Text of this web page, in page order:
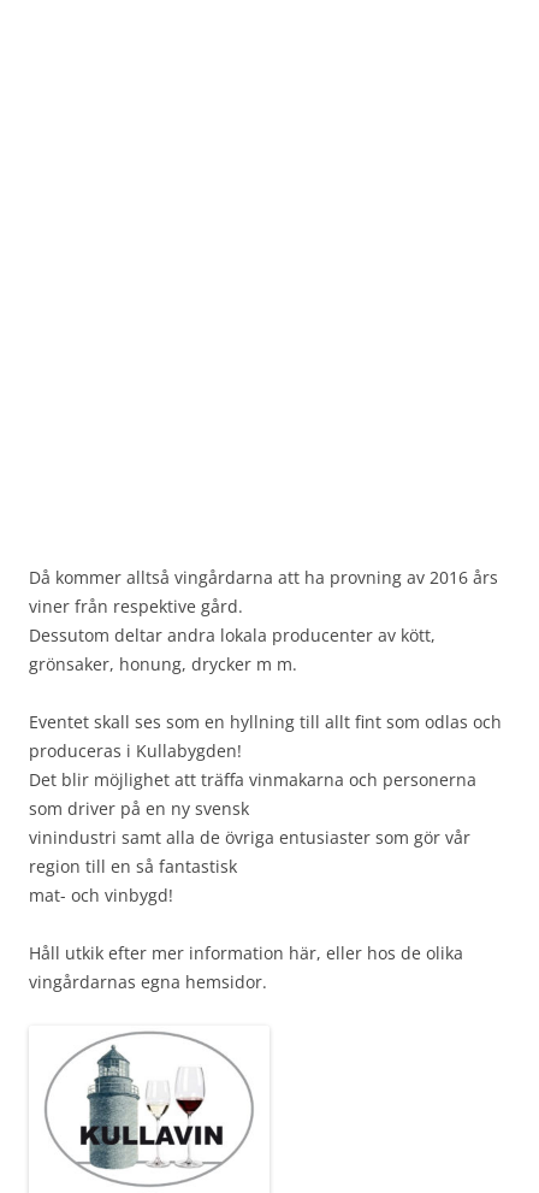
Då kommer alltså vingårdarna att ha provning av 2016 års
viner från respektive gård.
Dessutom deltar andra lokala producenter av kött,
grönsaker, honung, drycker m m.
Eventet skall ses som en hyllning till allt fint som odlas och
produceras i Kullabygden!
Det blir möjlighet att träffa vinmakarna och personerna
som driver på en ny svensk
vinindustri samt alla de övriga entusiaster som gör vår
region till en så fantastisk
mat- och vinbygd!
Håll utkik efter mer information här, eller hos de olika
vingårdarnas egna hemsidor.